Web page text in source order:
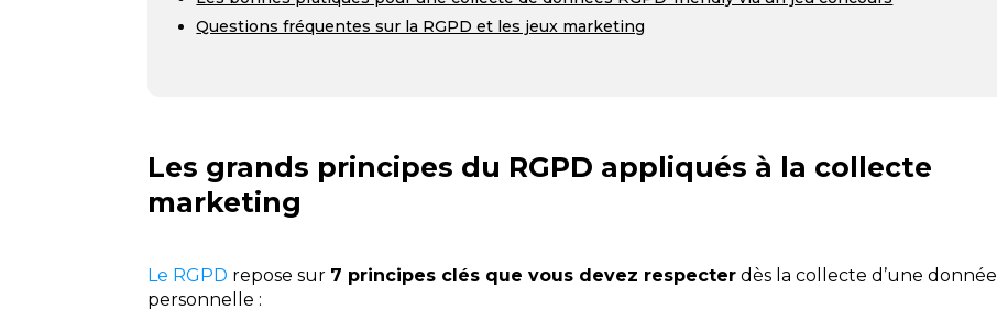
Questions fréquentes sur la RGPD et les jeux marketing
Les grands principes du RGPD appliqués à la collecte
marketing
Le RGPD repose sur 7 principes clés que vous devez respecter dès la collecte d’une donnée
personnelle :